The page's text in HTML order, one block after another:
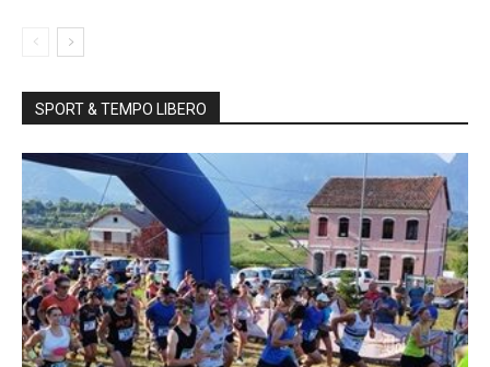
SPORT & TEMPO LIBERO